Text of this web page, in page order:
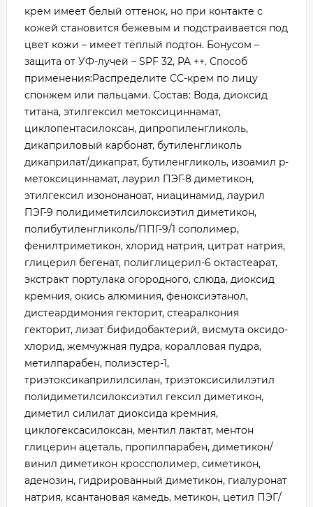
крем имеет белый оттенок, но при контакте с
кожей становится бежевым и подстраивается под
цвет кожи – имеет тёплый подтон. Бонусом –
защита от УФ-лучей – SPF 32, PA ++. Способ
применения:Распределите СС-крем по лицу
спонжем или пальцами. Состав: Вода, диоксид
титана, этилгексил метоксициннамат,
циклопентасилоксан, дипропиленгликоль,
дикаприловый карбонат, бутиленгликоль
дикаприлат/дикапрат, бутиленгликоль, изоамил p-
метоксициннамат, лаурил ПЭГ-8 диметикон,
этилгексил изононаноат, ниацинамид, лаурил
ПЭГ-9 полидиметилсилоксиэтил диметикон,
полибутиленгликоль/ППГ-9/1 сополимер,
фенилтриметикон, хлорид натрия, цитрат натрия,
глицерил бегенат, полиглицерил-6 октастеарат,
экстракт портулака огородного, слюда, диоксид
кремния, окись алюминия, феноксиэтанол,
дистеардимония гекторит, стеаралкония
гекторит, лизат бифидобактерий, висмута оксидо-
хлорид, жемчужная пудра, коралловая пудра,
метилпарабен, полиэстер-1,
триэтоксикаприлилсилан, триэтоксисилилэтил
полидиметилсилоксиэтил гексил диметикон,
диметил силилат диоксида кремния,
циклогексасилоксан, ментил лактат, ментон
глицерин ацеталь, пропилпарабен, диметикон/
винил диметикон кроссполимер, симетикон,
аденозин, гидрированный диметикон, гиалуронат
натрия, ксантановая камедь, метикон, цетил ПЭГ/